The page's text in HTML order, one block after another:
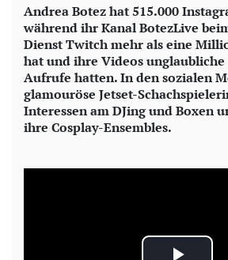
Andrea Botez hat 515.000
während ihr Kanal BotezLive
Dienst Twitch mehr als eine
hat und ihre Videos
Aufrufe hatten. In den sozialen
glamouröse Jetset-
Interessen am DJing und Boxen
ihre Cosplay-Ensembles.